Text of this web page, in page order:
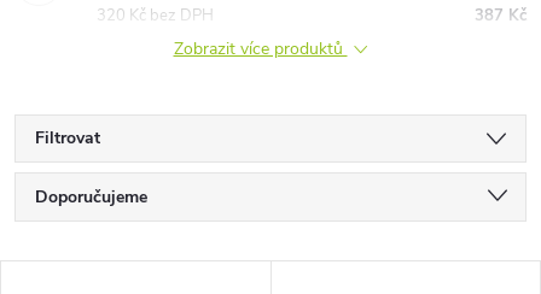
387 Kč
320 Kč bez DPH
Zobrazit více produktů
Filtrovat
Ř
a
Doporučujeme